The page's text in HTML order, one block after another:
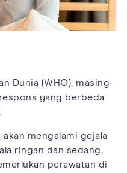
Dunia (WHO), masing-
yang berbeda
mengalami gejala
ringan dan sedang,
perawatan di